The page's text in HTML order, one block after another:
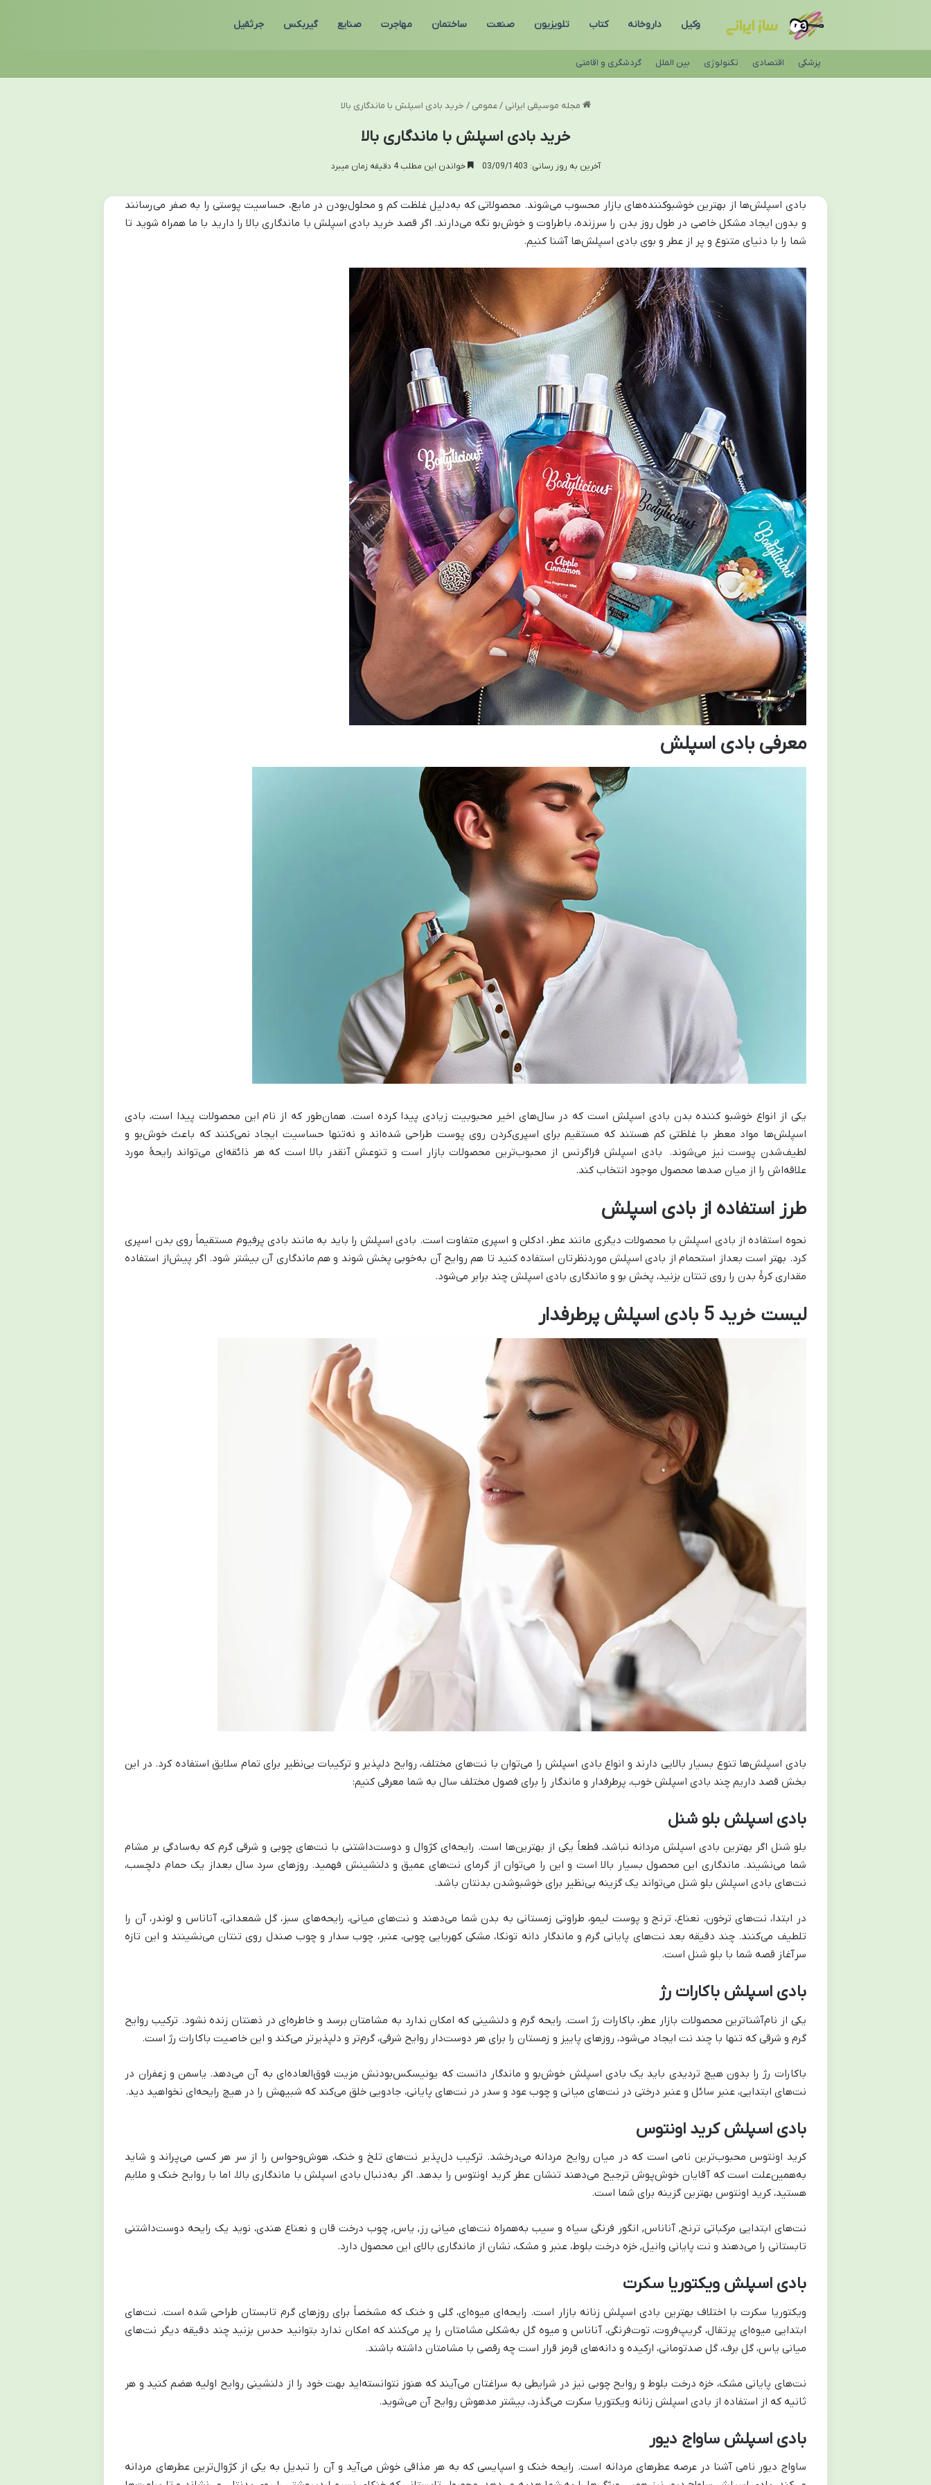
وکیل داروخانه کتاب تلویزیون صنعت ساختمان مهاجرت صنایع گیربکس جرثقیل
پزشکی اقتصادی تکنولوژی بین الملل گردشگری و اقامتی
مجله موسیقی ایرانی / عمومی / خرید بادی اسپلش با ماندگاری بالا
خرید بادی اسپلش با ماندگاری بالا
آخرین به روز رسانی: 03/09/1403 خواندن این مطلب 4 دقیقه زمان میبرد
بادی اسپلش‌ها از بهترین خوشبوکننده‌های بازار محسوب می‌شوند. محصولاتی که به‌دلیل غلظت کم و محلول‌بودن در مایع، حساسیت پوستی را به صفر می‌رسانند
و بدون ایجاد مشکل خاصی در طول روز بدن را سرزنده، باطراوت و خوش‌بو نگه می‌دارند. اگر قصد خرید بادی اسپلش با ماندگاری بالا را دارید با ما همراه شوید تا
شما را با دنیای متنوع و پر از عطر و بوی بادی اسپلش‌ها آشنا کنیم.
معرفی بادی اسپلش
یکی از انواع خوشبو کننده بدن بادی اسپلش است که در سال‌های اخیر محبوبیت زیادی پیدا کرده است. همان‌طور که از نام این محصولات پیدا است، بادی
اسپلش‌ها مواد معطر با غلظتی کم هستند که مستقیم برای اسپری‌کردن روی پوست طراحی شده‌اند و نه‌تنها حساسیت ایجاد نمی‌کنند که باعث خوش‌بو و
لطیف‌شدن پوست نیز می‌شوند. بادی اسپلش فراگرنس از محبوب‌ترین محصولات بازار است و تنوعش آنقدر بالا است که هر ذائقه‌ای می‌تواند رایحۀ مورد
علاقه‌اش را از میان صدها محصول موجود انتخاب کند.
طرز استفاده از بادی اسپلش
نحوه استفاده از بادی اسپلش با محصولات دیگری مانند عطر، ادکلن و اسپری متفاوت است. بادی اسپلش را باید به مانند بادی پرفیوم مستقیماً روی بدن اسپری
کرد. بهتر است بعداز استحمام از بادی اسپلش موردنظرتان استفاده کنید تا هم روایح آن به‌خوبی پخش شوند و هم ماندگاری آن بیشتر شود. اگر پیش‌از استفاده
مقداری کرۀ بدن را روی تنتان بزنید، پخش بو و ماندگاری بادی اسپلش چند برابر می‌شود.
لیست خرید 5 بادی اسپلش پرطرفدار
بادی اسپلش‌ها تنوع بسیار بالایی دارند و انواع بادی اسپلش را می‌توان با نت‌های مختلف، روایح دلپذیر و ترکیبات بی‌نظیر برای تمام سلایق استفاده کرد. در این
بخش قصد داریم چند بادی اسپلش خوب، پرطرفدار و ماندگار را برای فصول مختلف سال به شما معرفی کنیم:
بادی اسپلش بلو شنل
بلو شنل اگر بهترین بادی اسپلش مردانه نباشد، قطعاً یکی از بهترین‌ها است. رایحه‌ای کژوال و دوست‌داشتنی با نت‌های چوبی و شرقی گرم که به‌سادگی بر مشام
شما می‌نشیند. ماندگاری این محصول بسیار بالا است و این را می‌توان از گرمای نت‌های عمیق و دلنشینش فهمید. روزهای سرد سال بعد‌از یک حمام دلچسب،
نت‌های بادی اسپلش بلو شنل می‌تواند یک گزینه بی‌نظیر برای خوشبوشدن بدنتان باشد.
در ابتدا، نت‌های ترخون، نعناع، ترنج و پوست لیمو، طراوتی زمستانی به بدن شما می‌دهند و نت‌های میانی، رایحه‌های سبز، گل شمعدانی، آناناس و لوندر، آن را
تلطیف می‌کنند. چند دقیقه بعد نت‌های پایانی گرم و ماندگار دانه تونکا، مشکی کهربایی چوبی، عنبر، چوب سدار و چوب صندل روی تنتان می‌نشینند و این تازه
سرآغاز قصه شما با بلو شنل است.
بادی اسپلش باکارات رژ
یکی از نام‌آشنا‌ترین محصولات بازار عطر، باکارات رژ است. رایحه گرم و دلنشینی که امکان ندارد به مشامتان برسد و خاطره‌ای در ذهنتان زنده نشود. ترکیب روایح
گرم و شرقی که تنها با چند نت ایجاد می‌شود، روزهای پاییز و زمستان را برای هر دوست‌دار روایح شرقی، گرم‌تر و دلپذیرتر می‌کند و این خاصیت باکارات رژ است.
باکارات رژ را بدون هیچ تردیدی باید یک بادی اسپلش خوش‌بو و ماندگار دانست که یونیسکس‌بودنش مزیت فوق‌العاده‌ای به آن می‌دهد. یاسمن و زعفران در
نت‌های ابتدایی، عنبر سائل و عنبر درختی در نت‌های میانی و چوب عود و سدر در نت‌های پایانی، جادویی خلق می‌کند که شبیهش را در هیچ رایحه‌ای نخواهید دید.
بادی اسپلش کرید اونتوس
کرید اونتوس محبوب‌ترین نامی است که در میان روایح مردانه می‌درخشد. ترکیب دل‌پذیر نت‌های تلخ و خنک، هوش‌وحواس را از سر هر کسی می‌پراند و شاید
به‌همین‌علت است که آقایان خوش‌پوش ترجیح می‌دهند تنشان عطر کرید اونتوس را بدهد. اگر به‌دنبال بادی اسپلش با ماندگاری بالا، اما با روایح خنک و ملایم
هستید، کرید اونتوس بهترین گزینه برای شما است.
نت‌های ابتدایی مرکباتی ترنج, آناناس, انگور فرنگی سیاه و سیب به‌همراه نت‌های میانی رز, یاس, چوب درخت قان و نعناع هندی، نوید یک رایحه دوست‌داشتنی
تابستانی را می‌دهند و نت پایانی وانیل, خزه درخت بلوط، عنبر و مشک، نشان از ماندگاری بالای این محصول دارد.
بادی اسپلش ویکتوریا سکرت
ویکتوریا سکرت با اختلاف بهترین بادی اسپلش زنانه بازار است. رایحه‌ای میوه‌ای، گلی و خنک که مشخصاً برای روزهای گرم تابستان طراحی شده است. نت‌های
ابتدایی میوه‌‌ای پرتقال، گریپ‌فروت، توت‌فرنگی، آناناس و میوه گل به‌شکلی مشامتان را پر می‌کنند که امکان ندارد بتوانید حدس بزنید چند دقیقه دیگر نت‌های
میانی یاس، گل برف، گل صدتومانی، ارکیده و دانه‌های قرمز قرار است چه رقصی با مشامتان داشته باشند.
نت‌های پایانی مشک، خزه درخت بلوط و روایح چوبی نیز در شرایطی به سراغتان می‌آیند که هنوز نتوانسته‌اید بهت خود را از دلنشینی روایح اولیه هضم کنید و هر
ثانیه که از استفاده از بادی اسپلش زنانه ویکتوریا سکرت می‌گذرد، بیشتر مدهوش روایح آن می‌شوید.
بادی اسپلش ساواج دیور
ساواج دیور نامی آشنا در عرصه عطرهای مردانه است. رایحه خنک و اسپایسی که به هر مذاقی خوش می‌آید و آن را تبدیل به یکی از کژوال‌ترین عطرهای مردانه